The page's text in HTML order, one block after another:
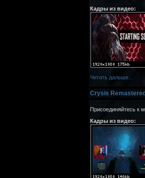
Кадры из видео:
Читать дальше...
Crysis
Присоединяйтесь к
Кадры из видео: